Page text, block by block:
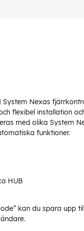
Nexas
flexibel installation
med olika System
funktioner.
HUB
kan du spara upp